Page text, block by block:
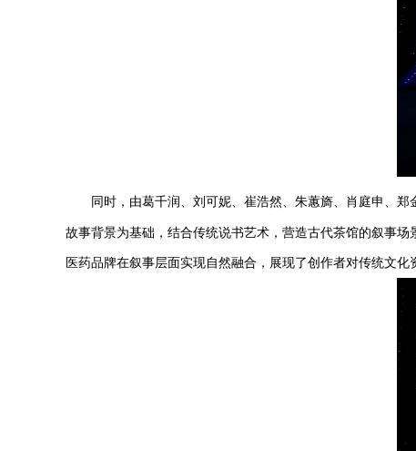
同时， 由葛千润 、 刘可妮、 崔浩然、 朱蕙旖、 肖庭申 、 郑
故事背景为基础，结合传统说书艺术，营造古代茶馆的叙事
医药品牌在叙事层面实现自然融合，展现了创作者对传统文化